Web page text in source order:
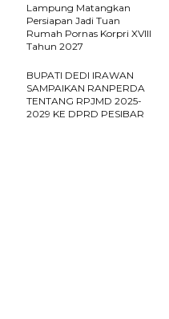
Lampung Matangkan
Persiapan Jadi Tuan
Rumah Pornas Korpri XVIII
Tahun 2027
BUPATI DEDI IRAWAN
SAMPAIKAN RANPERDA
TENTANG RPJMD 2025-
2029 KE DPRD PESIBAR